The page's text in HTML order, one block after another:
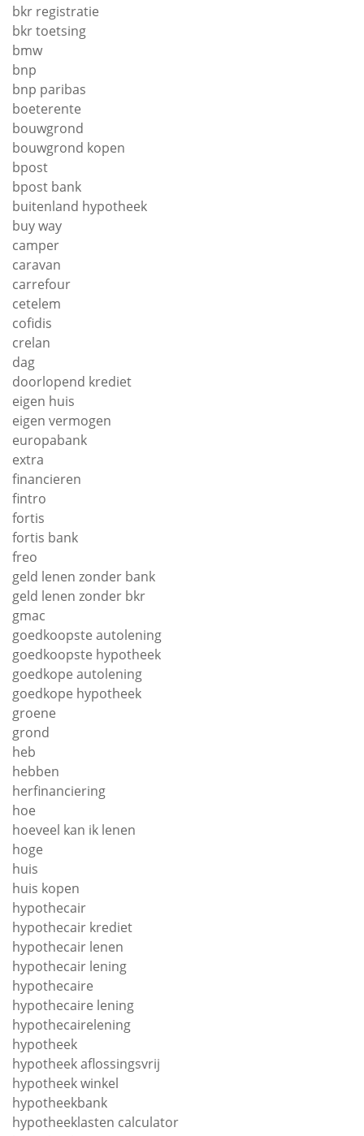
bkr registratie
bkr toetsing
bmw
bnp
bnp paribas
boeterente
bouwgrond
bouwgrond kopen
bpost
bpost bank
buitenland hypotheek
buy way
camper
caravan
carrefour
cetelem
cofidis
crelan
dag
doorlopend krediet
eigen huis
eigen vermogen
europabank
extra
financieren
fintro
fortis
fortis bank
freo
geld lenen zonder bank
geld lenen zonder bkr
gmac
goedkoopste autolening
goedkoopste hypotheek
goedkope autolening
goedkope hypotheek
groene
grond
heb
hebben
herfinanciering
hoe
hoeveel kan ik lenen
hoge
huis
huis kopen
hypothecair
hypothecair krediet
hypothecair lenen
hypothecair lening
hypothecaire
hypothecaire lening
hypothecairelening
hypotheek
hypotheek aflossingsvrij
hypotheek winkel
hypotheekbank
hypotheeklasten calculator